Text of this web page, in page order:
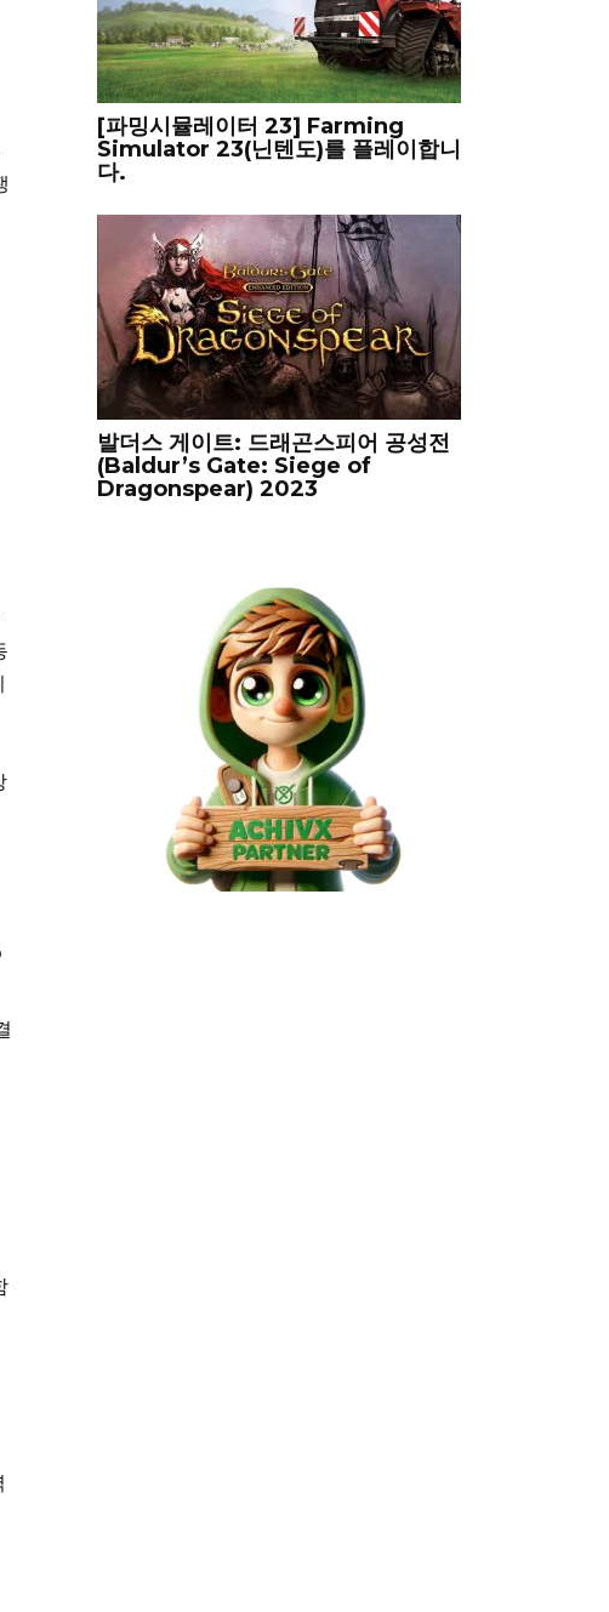
[파밍시뮬레이터 23] Farming
Simulator 23(닌텐도)를 플레이합니
다.
발더스 게이트: 드래곤스피어 공성전
(Baldur’s Gate: Siege of
Dragonspear) 2023